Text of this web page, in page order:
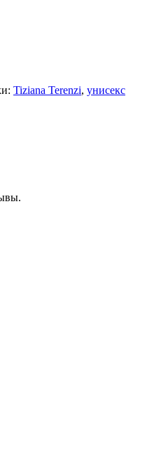
Tiziana Terenzi, унисекс